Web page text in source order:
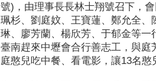
號)，由理事長長林士翔號召下，
珮杉、劉庭妏、王寶蓮、鄭允全
琳、廖芳蘭、楊欣芳、于郁金等
臺南趕來中壢會合行善志工，與
庭憨兒吃中餐、看電影，讓13名憨